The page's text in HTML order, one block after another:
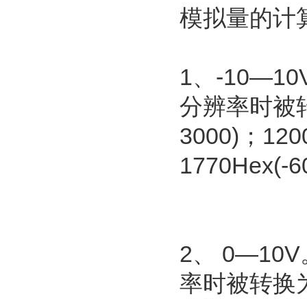
模拟量的计
1、-
分辨率时
3000)；
1770Hex(-
2、 0—10V
率时被转